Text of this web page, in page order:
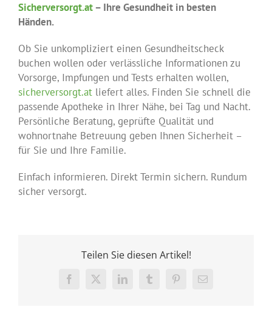
Sicherversorgt.at – Ihre Gesundheit in besten
Händen.
Ob Sie unkompliziert einen Gesundheitscheck
buchen wollen oder verlässliche Informationen zu
Vorsorge, Impfungen und Tests erhalten wollen,
sicherversorgt.at liefert alles. Finden Sie schnell die
passende Apotheke in Ihrer Nähe, bei Tag und Nacht.
Persönliche Beratung, geprüfte Qualität und
wohnortnahe Betreuung geben Ihnen Sicherheit –
für Sie und Ihre Familie.
Einfach informieren. Direkt Termin sichern. Rundum
sicher versorgt.
Teilen Sie diesen Artikel!
Facebook
X LinkedInTumblrPinterest
E-